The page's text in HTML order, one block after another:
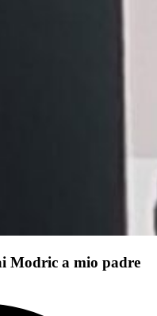
Modric a mio padre